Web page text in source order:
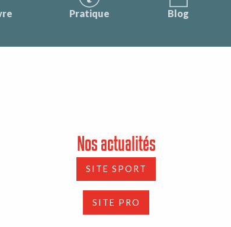
Pratique Blog
Nos actualités
SITE SPORT
SITE PRO